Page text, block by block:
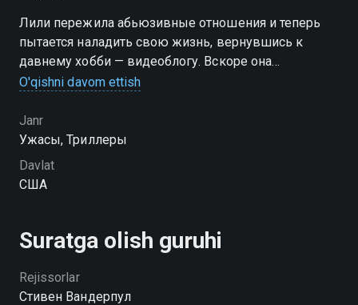
Лили пережила абьюзивные отношения и теперь
пытается наладить свою жизнь, вернувшись к
давнему хобби — видеоблогу. Вскоре она
знакомится с очаровательным Томом, который
девушка не знает, что встретила психопата,
одержимого женскими слезами.
O'qishni davom ettish
Janr
Ужасы, Триллеры
Davlat
США
Suratga olish guruhi
Rejissorlar
Стивен Вандерпул